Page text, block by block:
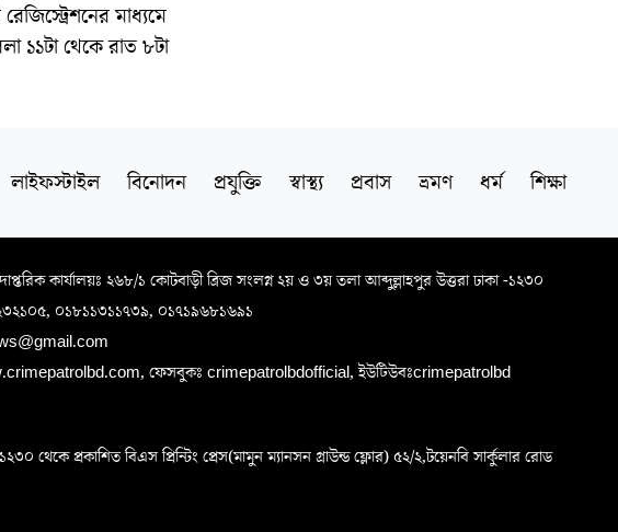
মাধ্যমে
১১টা থেকে রাত ৮টা
লাইফস্টাইল বিনোদন প্রযুক্তি স্বাস্থ্য প্রবাস ভ্রমণ ধর্ম শিক্ষা
দাপ্তরিক কার্যালয়ঃ ২৬৮/১ কোটবাড়ী ব্রিজ সংলগ্ন ২য় ও ৩য় তলা আব্দুল্লাহপুর উত্তরা ঢাকা -১২৩০
০১৮১১৩১১৭৩৯, ০১৭১৯৬৮১৬৯১
ফেসবুকঃ crimepatrolbdofficial, ইউটিউবঃcrimepatrolbd
প্রকাশিত বিএস প্রিন্টিং প্রেস(মামুন ম্যানসন গ্রাউন্ড ফ্লোর) ৫২/২,টয়েনবি সার্কুলার রোড